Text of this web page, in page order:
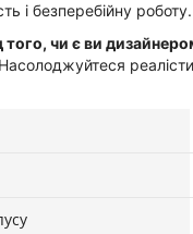
і безперебійну роботу.
того, чи є ви